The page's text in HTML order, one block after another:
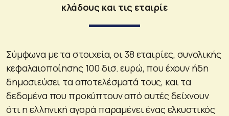
κλάδους και τις εταιρίε
Σύμφωνα με τα στοιχεία, οι 38 εταιρίες, συνολικής
κεφαλαιοποίησης 100 δισ. ευρώ, που έχουν ήδη
δημοσιεύσει τα αποτελέσματά τους, και τα
δεδομένα που προκύπτουν από αυτές δείχνουν
ότι η ελληνική αγορά παραμένει ένας ελκυστικός